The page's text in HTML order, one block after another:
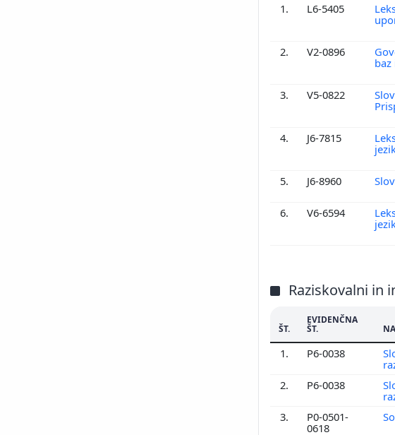
1. L6-5405
2. V2-0896
3. V5-0822
4. J6-7815
5. J6-8960
6. V6-6594
Raziskovalni in
ŠT.
EVIDENČNA
ŠT.
1. P6-0038
2. P6-0038
3.
P0-0501-
0618